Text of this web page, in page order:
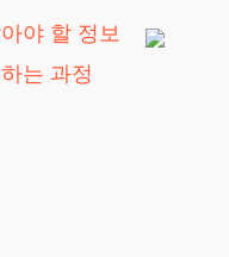
야 할 정보
는 과정